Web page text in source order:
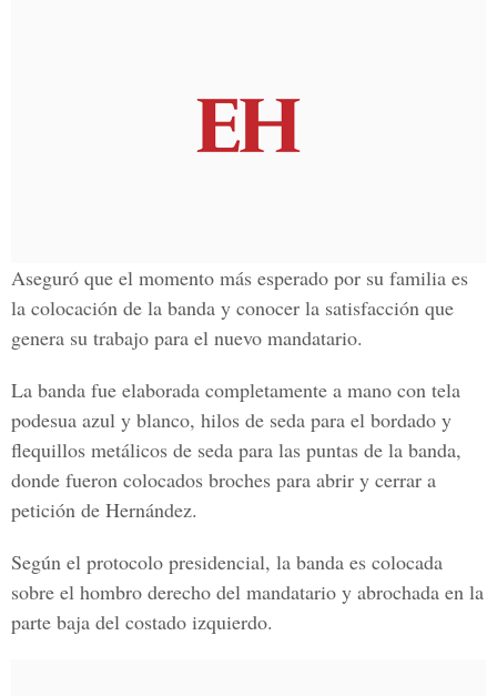
Aseguró que el momento más esperado por su familia es
la colocación de la banda y conocer la satisfacción que
genera su trabajo para el nuevo mandatario.
La banda fue elaborada completamente a mano con tela
podesua azul y blanco, hilos de seda para el bordado y
flequillos metálicos de seda para las puntas de la banda,
donde fueron colocados broches para abrir y cerrar a
petición de Hernández.
Según el protocolo presidencial, la banda es colocada
sobre el hombro derecho del mandatario y abrochada en la
parte baja del costado izquierdo.